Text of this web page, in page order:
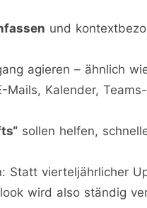
und
agieren – ähnlich
Kalender,
sollen helfen,
Statt vierteljährlicher
wird also ständig